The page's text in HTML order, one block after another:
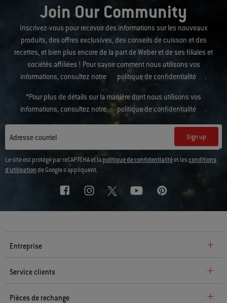
Join Our Community
Inscrivez-vous pour recevoir des informations sur les nouveaux
produits, des offres exclusives, des conseils de cuisson et des
recettes, et bien plus encore de la part de Weber et de ses filiales et
sociétés affiliées ! Pour savoir comment nous utilisons vos
informations, consultez notre
politique de confidentialité .
*Pour plus de détails sur la manière dont nous utilisons vos
informations, consultez notre
politique de confidentialité .
Adresse courriel Sign up
Le site est protégé par reCAPTCHA et lapolitique de confidentialitéet lesconditions
d'utilisationde Google s'appliquent.
Entreprise
Service clients
Pièces de rechange